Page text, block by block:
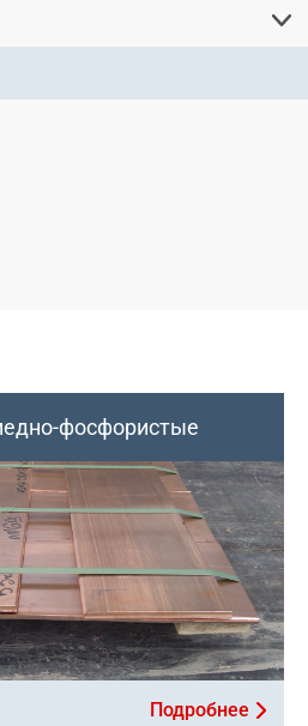
фосфористые
Подробнее